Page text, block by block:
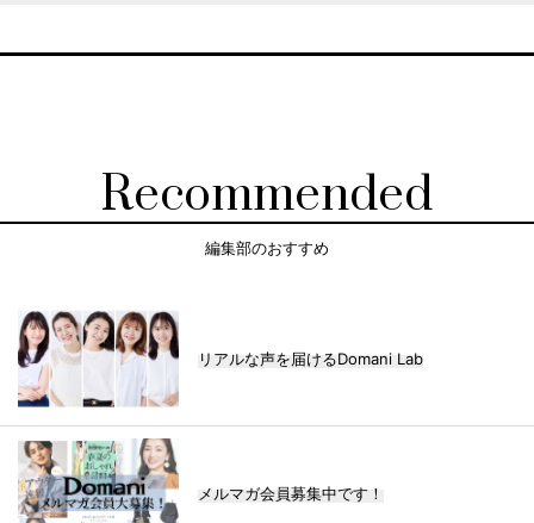
Recommended
編集部のおすすめ
リアルな声を届けるDomani Lab
メルマガ会員募集中です！